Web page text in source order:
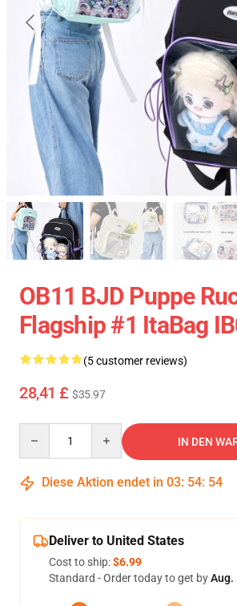
OB11 BJD Puppe
Flagship #1 ItaBag
(5 customer reviews)
28,41 £ $35.97
IN DEN
Diese Aktion endet in 03: 54: 54
Deliver to United States
Cost to ship:$6.99
Standard - Order today to get byAug.